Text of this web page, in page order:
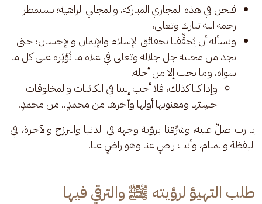
فنحن في هذه المجاري المباركة، والمجالي الزاهية؛ نستمطر
رحمة الله تبارك وتعالى،
ونسأله أن يُحقِّقنا بحقائق الإسلام والإيمان والإحسان؛ حتى
نجد من محبته جل جلاله وتعالى في علاه ما نُؤثِره على كل ما
سواه، وما نحب إلا من أجله.
وإذا كنا كذلك، فلا أحب إلينا في الكائنات والمخلوقات
حسِيّها ومعنويها أولها وآخرها من محمدٍ.. من محمدٍ!
يا رب صلِّ عليه، وشرِّفنا برؤية وجهه في الدنيا والبرزخ والآخرة، في
اليقظة والمنام، وأنت راضٍ عنا وهو راضٍ عنا.
طلب التهيؤ لرؤيته ﷺ والترقي فيها